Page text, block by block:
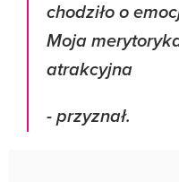
chodziło o
Moja
atrakcyjna
- przyznał.